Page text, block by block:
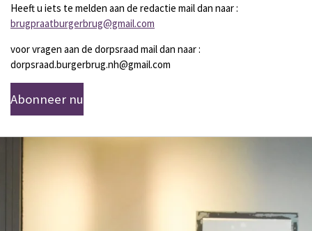
Heeft u iets te melden aan de redactie mail dan naar :
brugpraatburgerbrug@gmail.com
voor vragen aan de dorpsraad mail dan naar :
dorpsraad.burgerbrug.nh@gmail.com
Abonneer nu